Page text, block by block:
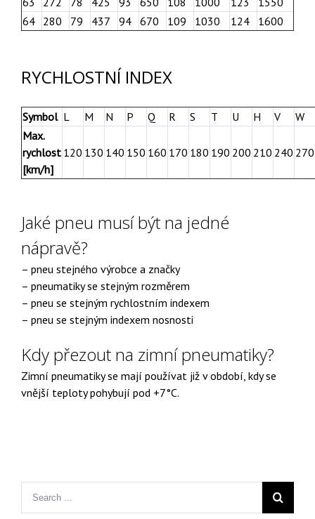
64 280 79 437 94 670 109 1030 124 1600
RYCHLOSTNÍ INDEX
Symbol L M N P Q R S T U H V
W
Max.
rychlost
[km/h]
120 130 140 150 160 170 180 190 200 210 240 270
Jaké pneu musí být na jedné
nápravě?
– pneu stejného výrobce a značky
– pneumatiky se stejným rozměrem
– pneu se stejným rychlostním indexem
– pneu se stejným indexem nosnosti
Kdy přezout na zimní pneumatiky?
Zimní pneumatiky se mají používat již v období, kdy se
vnější teploty pohybují pod +7°C.